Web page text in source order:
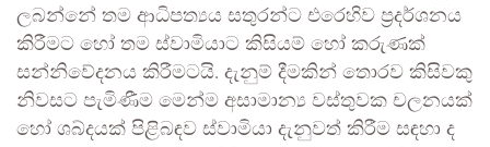
ලබන්නේ තම ආධිපත්‍යය සතුරන්ට එරෙහිව ප්‍රදර්ශනය
කිරීමට හෝ තම ස්වාමියාට කිසියම් හෝ කරුණක්
සන්නිවේදනය කිරීමටයි. දැනුම් දීමකින් තොරව කිසිවකු
නිවසට පැමිණීම මෙන්ම අසාමාන්‍ය වස්තුවක චලනයක්
හෝ ශබ්දයක් පිළිබඳව ස්වාමියා දැනුවත් කිරීම සඳහා ද